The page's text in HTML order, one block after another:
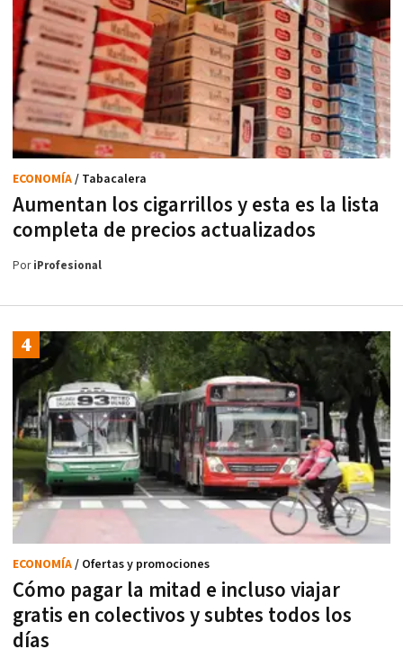
Aumentan los cigarrillos y esta es la lista
completa de precios actualizados
ECONOMÍA/ Tabacalera
PoriProfesional
Cómo pagar la mitad e incluso viajar
gratis en colectivos y subtes todos los
días
ECONOMÍA/ Ofertas y promociones